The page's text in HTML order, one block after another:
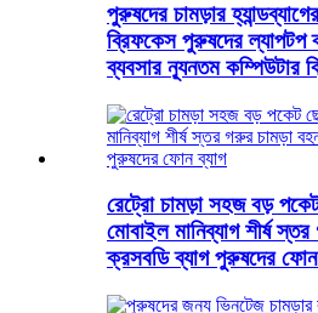
পুরুষদের চামড়ার
ব্রিফকেস পুরুষদের ল্যাপটপ
ব্যবসার ন্যূনতম কম্পিউটার
রেট্রো চামড়া সহজ বড়
মোবাইল মানিব্যাগ শীর্ষ
ক্রসবডি ব্যাগ পুরুষদের ফোন